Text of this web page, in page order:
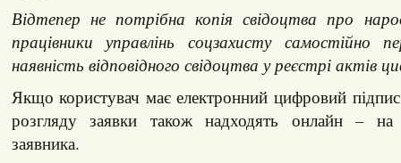
Відтепер не потрібна копія свідоцтва про
працівники управлінь соцзахисту самостійно
наявність відповідного свідоцтва у реєстрі актів
Якщо користувач має електронний цифровий
розгляду заявки також надходять онлайн –
заявника.